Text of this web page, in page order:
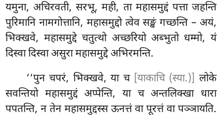
यमुना, अचिरवती, सरभू, मही, ता महासमुद्दं पत्ता जहन्ति
पुरिमानि नामगोत्तानि, महासमुद्दो त्वेव सङ्खं गच्छन्ति – अयं,
भिक्खवे, महासमुद्दे चतुत्थो अच्छरियो अब्भुतो धम्मो, यं
दिस्वा दिस्वा असुरा महासमुद्दे अभिरमन्ति.
‘‘पुन चपरं, भिक्खवे, या च [याकाचि (स्या.)] लोके
सवन्तियो महासमुद्दं अप्पेन्ति, या च अन्तलिक्खा धारा
पपतन्ति, न तेन महासमुद्दस्स ऊनत्तं वा पूरत्तं वा पञ्ञायति.